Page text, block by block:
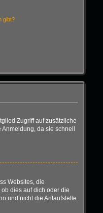
gibt?
Zugriff auf zusätzliche
Anmeldung, da sie schnell
Websites, die
dies auf dich oder die
und nicht die Anlaufstelle